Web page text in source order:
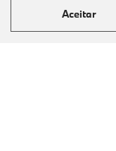
Aceitar